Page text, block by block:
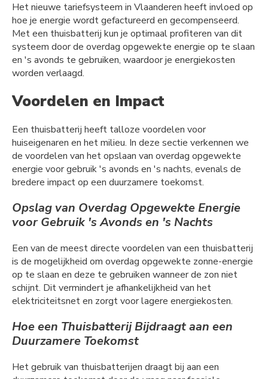
Het nieuwe tariefsysteem in Vlaanderen heeft invloed op
hoe je energie wordt gefactureerd en gecompenseerd.
Met een thuisbatterij kun je optimaal profiteren van dit
systeem door de overdag opgewekte energie op te slaan
en 's avonds te gebruiken, waardoor je energiekosten
worden verlaagd.
Voordelen en Impact
Een thuisbatterij heeft talloze voordelen voor
huiseigenaren en het milieu. In deze sectie verkennen we
de voordelen van het opslaan van overdag opgewekte
energie voor gebruik 's avonds en 's nachts, evenals de
bredere impact op een duurzamere toekomst.
Opslag van Overdag Opgewekte Energie
voor Gebruik 's Avonds en 's Nachts
Een van de meest directe voordelen van een thuisbatterij
is de mogelijkheid om overdag opgewekte zonne-energie
op te slaan en deze te gebruiken wanneer de zon niet
schijnt. Dit vermindert je afhankelijkheid van het
elektriciteitsnet en zorgt voor lagere energiekosten.
Hoe een Thuisbatterij Bijdraagt aan een
Duurzamere Toekomst
Het gebruik van thuisbatterijen draagt bij aan een